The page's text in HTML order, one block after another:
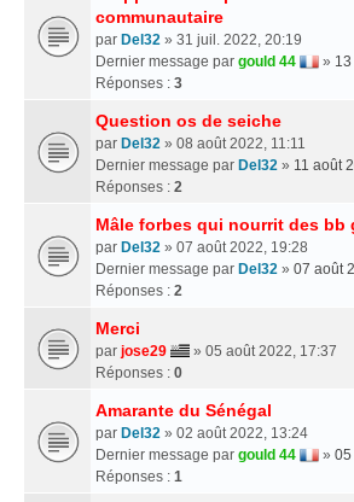
communautaire
par Del32 » 31 juil. 2022, 20:19
Dernier message par gould 44 »
Réponses : 3
Question os de seiche
par Del32 » 08 août 2022, 11:11
Dernier message par Del32 » 11 août
Réponses : 2
Mâle forbes qui nourrit des bb
par Del32 » 07 août 2022, 19:28
Dernier message par Del32 » 07 août
Réponses : 2
Merci
par jose29
» 05 août 2022, 17:37
Réponses : 0
Amarante du Sénégal
par Del32 » 02 août 2022, 13:24
Dernier message par gould 44 » 05
Réponses : 1